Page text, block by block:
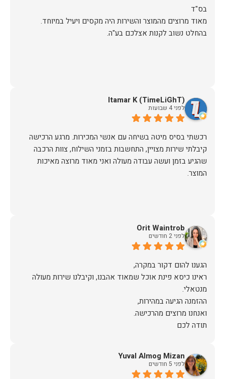
מאוד מרוצים מהמוצר והשירות היה מקסים ויעיל במיוחד.
בהחלט נשוב לקנות אצלכם בע"ה.
Itamar K (TimeLiGhT)
לפני 4 שבועות
רכשתי בסיס מיטה בשיחה עם אנשי המכירות. מרגע הרכישה
קיבלתי שירות מצויין, התחשבות בזמני השילוח, צוות הרכבה
שהגיע בזמן ועשה עבודה מעולה ואני מאוד מרוצה מאיכות
המוצר.
Orit Waintrob
לפני 2 חודשים
ראינו כיסא פינת אוכל שמאוד אהבנו, וקיבלנו שירות מעולה
תודה לכם
Yuval Almog Mizan
לפני 5 חודשים